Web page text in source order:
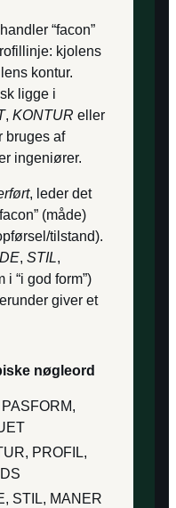
“facon”
kjolens
kontur.
ligge i
, KONTUR eller
bruges af
ingeniører.
, leder det
(måde)
tilstand).
, STIL,
i “i god form”)
giver et
nøgleord
PASFORM,
PROFIL,
STIL, MANER